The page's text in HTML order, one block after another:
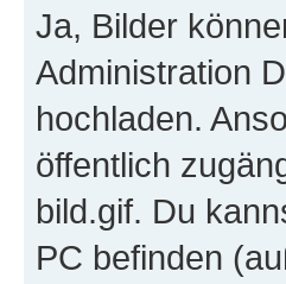
Ja, Bilder
Administration
hochladen.
öffentlich
bild.gif. Du
PC befinden